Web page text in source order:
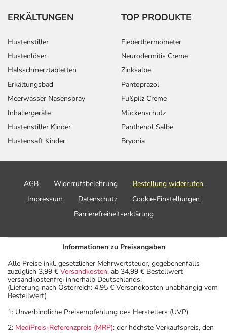
ERKÄLTUNGEN
Hustenstiller
Hustenlöser
Halsschmerztabletten
Erkältungsbad
Meerwasser Nasenspray
Inhaliergeräte
Hustenstiller Kinder
Hustensaft Kinder
TOP PRODUKTE
Fieberthermometer
Neurodermitis Creme
Zinksalbe
Pantoprazol
Fußpilz Creme
Mückenschutz
Panthenol Salbe
Bryonia
AGB Widerrufsbelehrung
Bestellung widerrufen
Impressum
Datenschutz
Cookie-Einstellungen
Barrierefreiheitserklärung
Informationen zu Preisangaben
Alle Preise inkl. gesetzlicher Mehrwertsteuer, gegebenenfalls
zuzüglich 3,99 € Versandkosten, ab 34,99 € Bestellwert
versandkostenfrei innerhalb Deutschlands.
(Lieferung nach Österreich: 4,95 € Versandkosten unabhängig vom
Bestellwert)
1: Unverbindliche Preisempfehlung des Herstellers (UVP)
2: MediPreis-Referenzpreis (MRP): der höchste Verkaufspreis, den